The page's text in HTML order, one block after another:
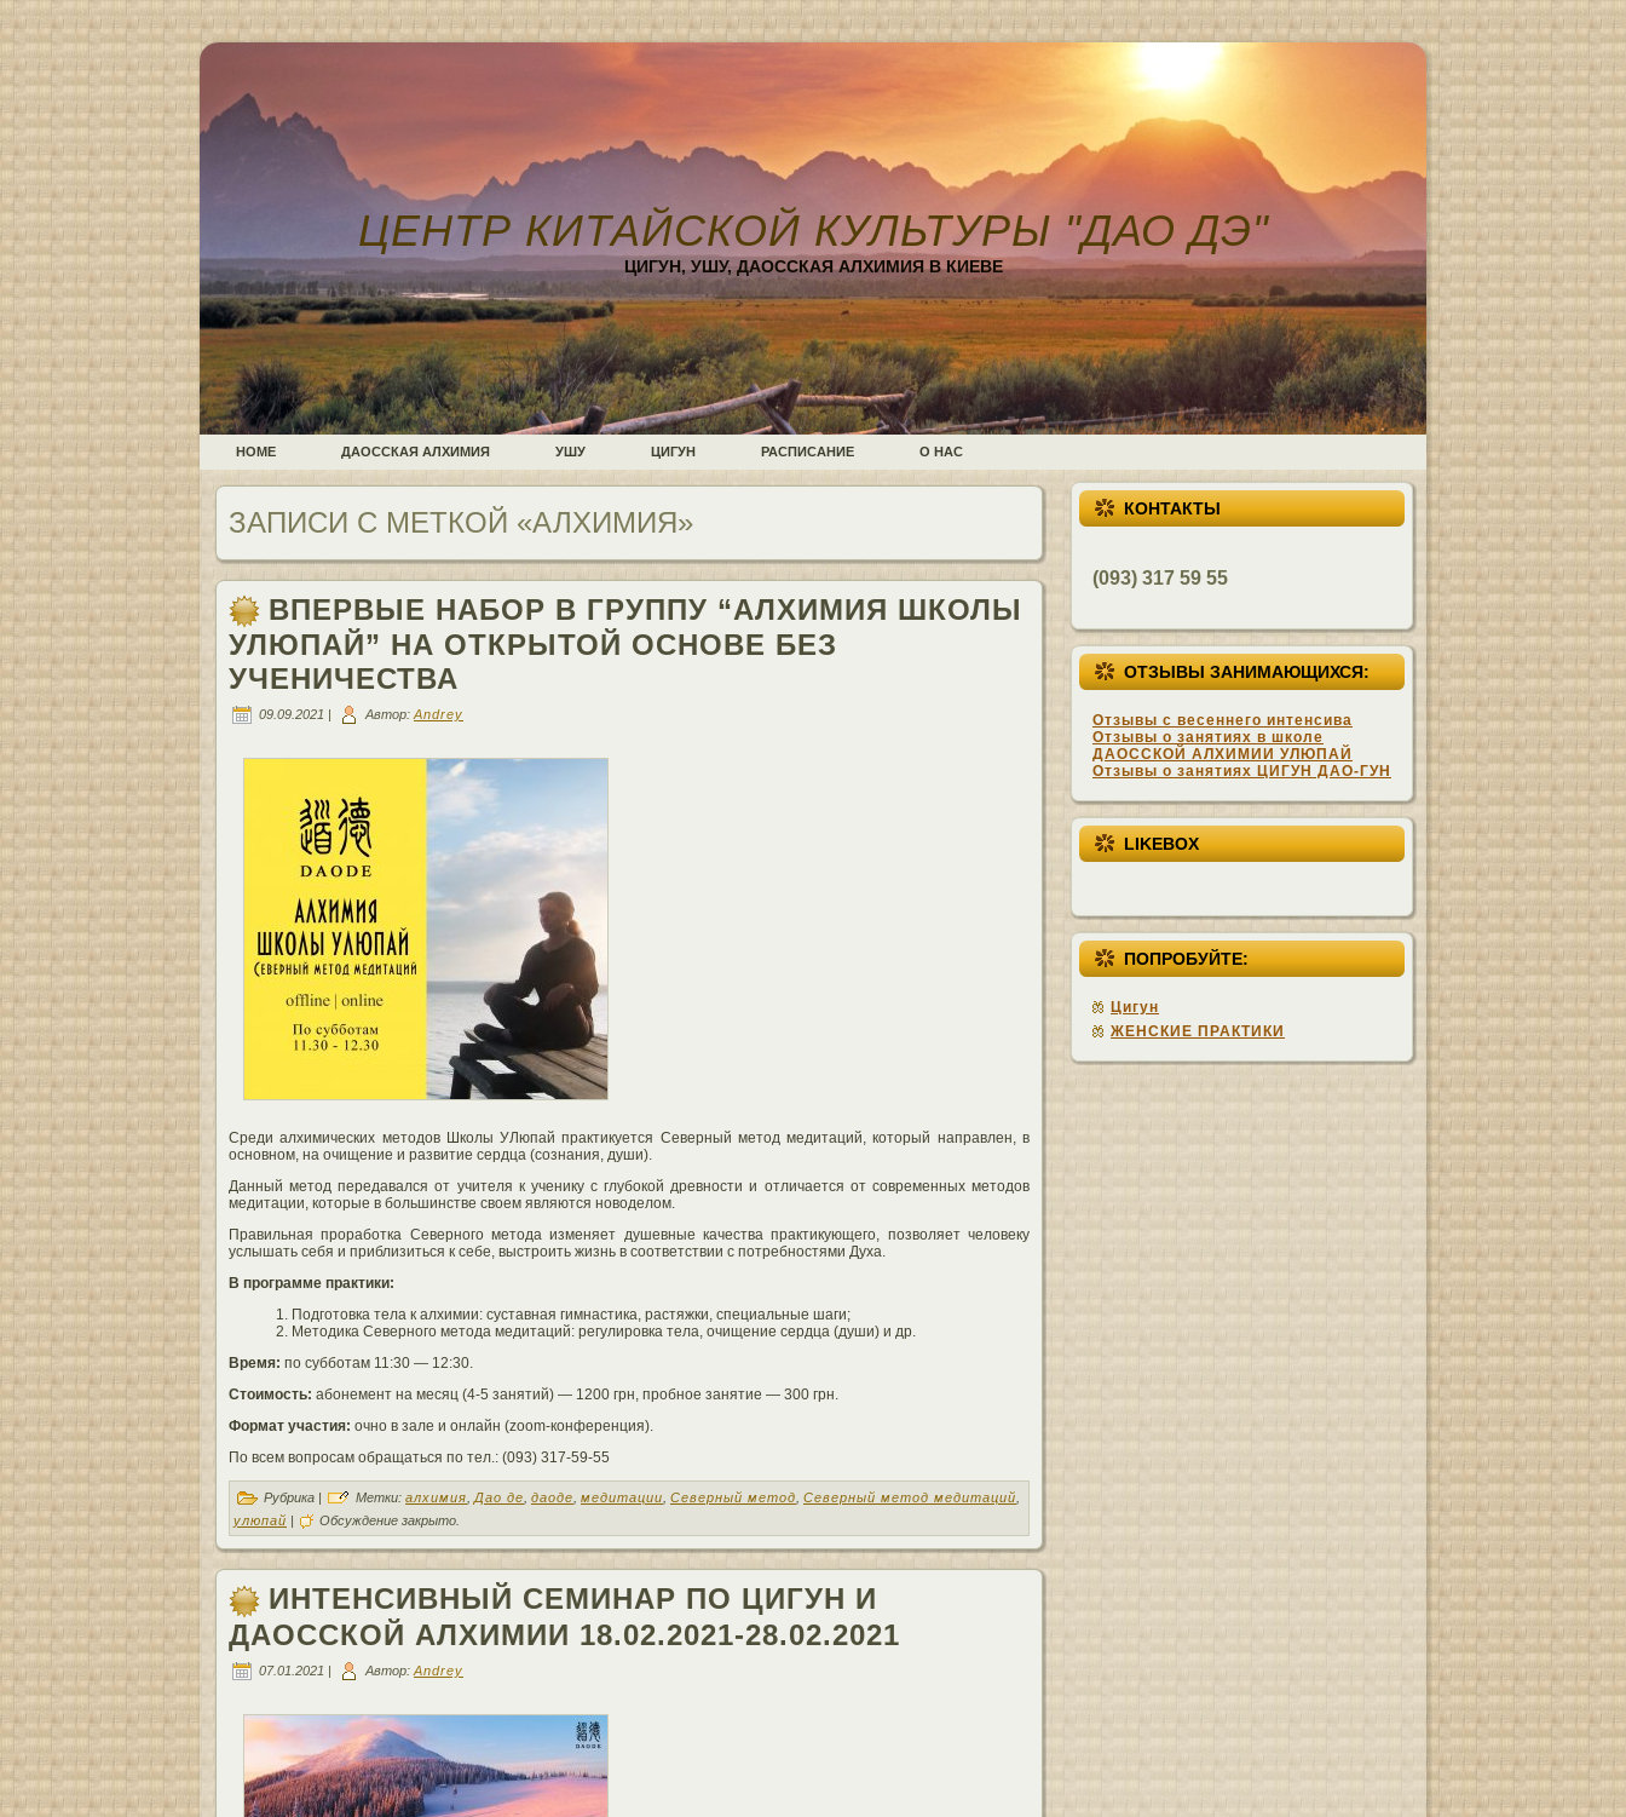
ЦЕНТР КИТАЙСКОЙ КУЛЬТУРЫ "ДАО ДЭ"
ЦИГУН, УШУ, ДАОССКАЯ АЛХИМИЯ В КИЕВЕ
HOME ДАОССКАЯ АЛХИМИЯ УШУ ЦИГУН РАСПИСАНИЕ О НАС
ЗАПИСИ С МЕТКОЙ «АЛХИМИЯ»
ВПЕРВЫЕ НАБОР В ГРУППУ “АЛХИМИЯ ШКОЛЫ
УЛЮПАЙ” НА ОТКРЫТОЙ ОСНОВЕ БЕЗ
УЧЕНИЧЕСТВА
09.09.2021 | Автор: Andrey
Среди алхимических методов Школы УЛюпай практикуется Северный метод медитаций, который направлен, в
основном, на очищение и развитие сердца (сознания, души).
Данный метод передавался от учителя к ученику с глубокой древности и отличается от современных методов
медитации, которые в большинстве своем являются новоделом.
Правильная проработка Северного метода изменяет душевные качества практикующего, позволяет человеку
услышать себя и приблизиться к себе, выстроить жизнь в соответствии с потребностями Духа.
В программе практики:
Подготовка тела к алхимии: суставная гимнастика, растяжки, специальные шаги;
Методика Северного метода медитаций: регулировка тела, очищение сердца (души) и др.
Время: по субботам 11:30 — 12:30.
Стоимость: абонемент на месяц (4-5 занятий) — 1200 грн, пробное занятие — 300 грн.
Формат участия: очно в зале и онлайн (zoom-конференция).
По всем вопросам обращаться по тел.: (093) 317-59-55
Рубрика | Метки: алхимия Дао де даоде медитации Северный метод Северный метод медитаций
улюпай | Обсуждение закрыто.
ИНТЕНСИВНЫЙ СЕМИНАР ПО ЦИГУН И
ДАОССКОЙ АЛХИМИИ 18.02.2021-28.02.2021
07.01.2021 | Автор: Andrey
КОНТАКТЫ
(093) 317 59 55
ОТЗЫВЫ ЗАНИМАЮЩИХСЯ:
Отзывы с весеннего интенсива
Отзывы о занятиях в школе
ДАОССКОЙ АЛХИМИИ УЛЮПАЙ
Отзывы о занятиях ЦИГУН ДАО-ГУН
LIKEBOX
ПОПРОБУЙТЕ:
Цигун
ЖЕНСКИЕ ПРАКТИКИ